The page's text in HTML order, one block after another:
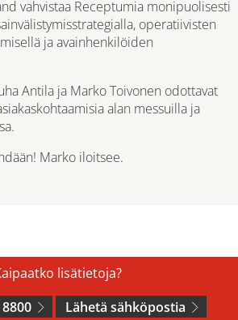
vahvistaa Receptumia monipuolisesti
operatiivisten
ja avainhenkilöiden
Antila ja Marko Toivonen odottavat
alan messuilla ja
Marko iloitsee.
lisätietoja?
Lähetä sähköpostia